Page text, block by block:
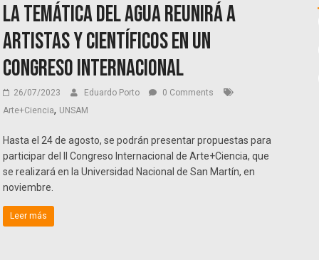
La temática del agua reunirá a
artistas y científicos en un
Congreso Internacional
26/07/2023 Eduardo Porto
0 Comments
Arte+Ciencia, UNSAM
Hasta el 24 de agosto, se podrán presentar propuestas para
participar del II Congreso Internacional de Arte+Ciencia, que
se realizará en la Universidad Nacional de San Martín, en
noviembre.
Leer más